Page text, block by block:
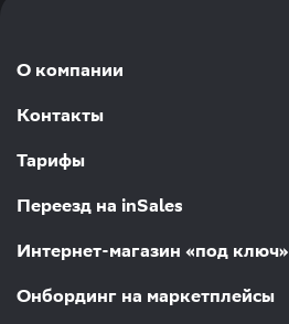
О компании
Контакты
Тарифы
Переезд на inSales
Интернет-магазин «под ключ»
Онбординг на маркетплейсы